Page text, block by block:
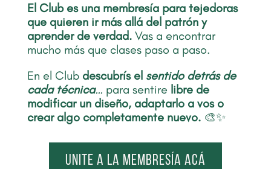
El Club es una membresía para tejedoras
que quieren ir más allá del patrón y
aprender de verdad.Vas a encontrar
mucho más que clases paso a paso.
En el Club descubrís el sentido detrás de
cada técnica… para sentire libre de
modificar un diseño, adaptarlo a vos o
crear algo completamente nuevo.🎨✨
Unite a la membresía acá